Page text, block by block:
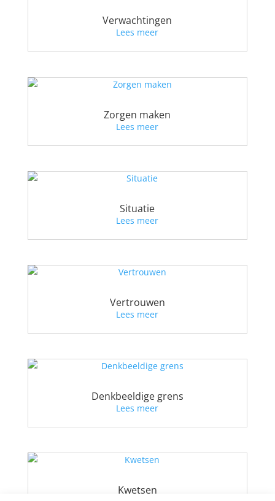
Verwachtingen
Lees meer
Zorgen maken
Lees meer
Situatie
Lees meer
Vertrouwen
Lees meer
Denkbeeldige grens
Lees meer
Kwetsen